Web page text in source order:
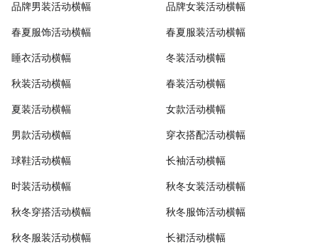
品牌男装活动横幅 品牌女装活动横幅
春夏服饰活动横幅 春夏服装活动横幅
睡衣活动横幅 冬装活动横幅
秋装活动横幅 春装活动横幅
夏装活动横幅 女款活动横幅
男款活动横幅 穿衣搭配活动横幅
球鞋活动横幅 长袖活动横幅
时装活动横幅 秋冬女装活动横幅
秋冬穿搭活动横幅 秋冬服饰活动横幅
秋冬服装活动横幅 长裙活动横幅